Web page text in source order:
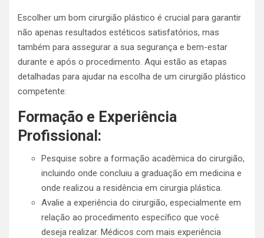
Escolher um bom cirurgião plástico é crucial para garantir
não apenas resultados estéticos satisfatórios, mas
também para assegurar a sua segurança e bem-estar
durante e após o procedimento. Aqui estão as etapas
detalhadas para ajudar na escolha de um cirurgião plástico
competente:
Formação e Experiência
Profissional:
Pesquise sobre a formação acadêmica do cirurgião,
incluindo onde concluiu a graduação em medicina e
onde realizou a residência em cirurgia plástica.
Avalie a experiência do cirurgião, especialmente em
relação ao procedimento específico que você
deseja realizar. Médicos com mais experiência